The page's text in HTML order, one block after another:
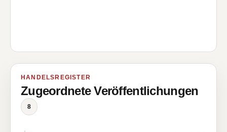
HANDELSREGISTER
Zugeordnete Veröffentlichungen
8